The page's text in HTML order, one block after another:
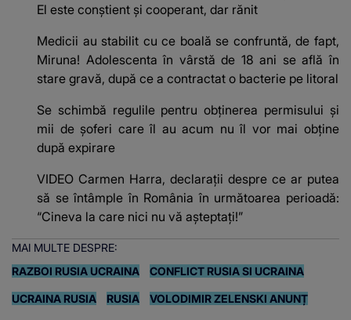
El este conştient şi cooperant, dar rănit
Medicii au stabilit cu ce boală se confruntă, de fapt,
Miruna! Adolescenta în vârstă de 18 ani se află în
stare gravă, după ce a contractat o bacterie pe litoral
Se schimbă regulile pentru obținerea permisului și
mii de șoferi care îl au acum nu îl vor mai obține
după expirare
VIDEO Carmen Harra, declarații despre ce ar putea
să se întâmple în România în următoarea perioadă:
“Cineva la care nici nu vă așteptați!”
MAI MULTE DESPRE:
RAZBOI RUSIA UCRAINA
CONFLICT RUSIA SI UCRAINA
UCRAINA RUSIA RUSIA VOLODIMIR ZELENSKI ANUNȚ